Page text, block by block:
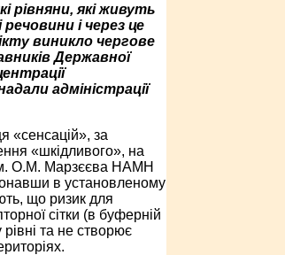
рівняни, які живуть
і через це
виникло чергове
Державної
адміністрації
«сенсацій», за
«шкідливого», на
ім. О.М. Марзєєва НАМН
в установленому
що ризик для
сітки (в буферній
та не створює